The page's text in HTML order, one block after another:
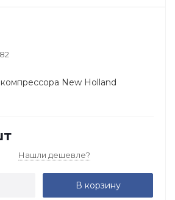
New Holland
Нашли дешевле?
В корзину